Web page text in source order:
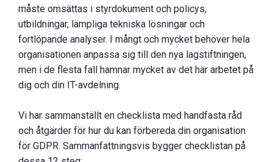
måste omsättas i styrdokument och policys,
utbildningar, lämpliga tekniska lösningar och
fortlöpande analyser. I mångt och mycket behöver hela
organisationen anpassa sig till den nya lagstiftningen,
men i de flesta fall hamnar mycket av det här arbetet på
dig och din IT-avdelning.
Vi har sammanställt en checklista med handfasta råd
och åtgärder för hur du kan förbereda din organisation
för GDPR. Sammanfattningsvis bygger checklistan på